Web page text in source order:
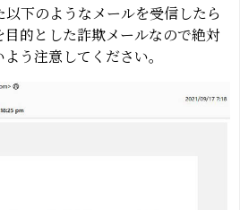
下のようなメールを受信したら
目的とした詐欺メールなので絶対
う注意してください。